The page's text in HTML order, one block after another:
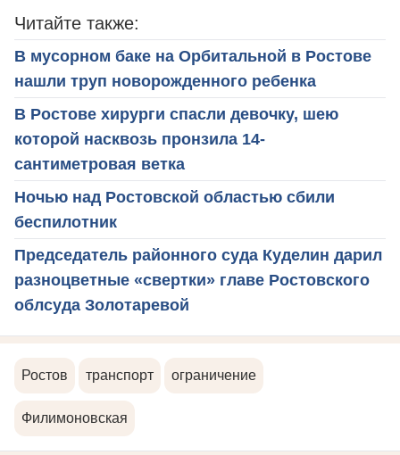
Читайте также:
В мусорном баке на Орбитальной в Ростове
нашли труп новорожденного ребенка
В Ростове хирурги спасли девочку, шею
которой насквозь пронзила 14-
сантиметровая ветка
Ночью над Ростовской областью сбили
беспилотник
Председатель районного суда Куделин дарил
разноцветные «свертки» главе Ростовского
облсуда Золотаревой
Ростов транспорт ограничение
Филимоновская